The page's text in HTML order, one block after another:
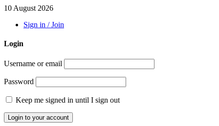
10 August 2026
Sign in / Join
Login
Username or email
Password
Keep me signed in until I sign out